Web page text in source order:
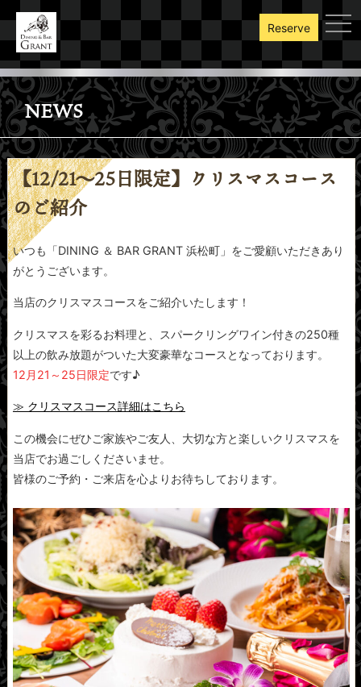
Reserve
NEWS
【12/21～25日限定】クリスマスコース
のご紹介
いつも「DINING ＆ BAR GRANT 浜松町」をご愛顧いただきあり
がとうございます。
当店のクリスマスコースをご紹介いたします！
クリスマスを彩るお料理と、スパークリングワイン付きの250種
以上の飲み放題がついた大変豪華なコースとなっております。
12月21～25日限定です♪
≫ クリスマスコース詳細はこちら
この機会にぜひご家族やご友人、大切な方と楽しいクリスマスを
当店でお過ごしくださいませ。
皆様のご予約・ご来店を心よりお待ちしております。